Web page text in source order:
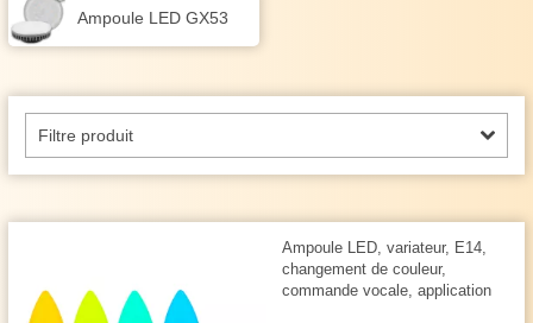
Ampoule LED GX53
Filtre produit
Ampoule LED, variateur, E14,
changement de couleur,
commande vocale, application